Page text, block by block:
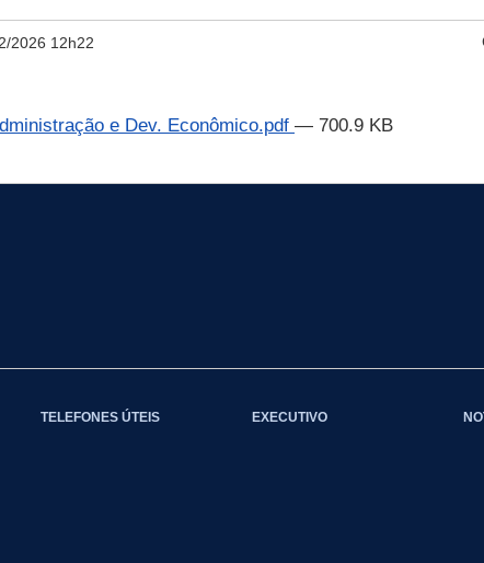
2026 12h22
e Dev. Econômico.pdf — 700.9 KB
TELEFONES ÚTEIS EXECUTIVO